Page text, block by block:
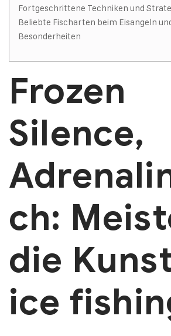
Fortgeschrittene Techniken und
Beliebte Fischarten beim Eisangeln
Besonderheiten
Frozen
Silence,
ch:
die
ice